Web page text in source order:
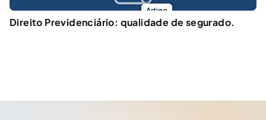
Artigo
Direito Previdenciário: qualidade de segurado.